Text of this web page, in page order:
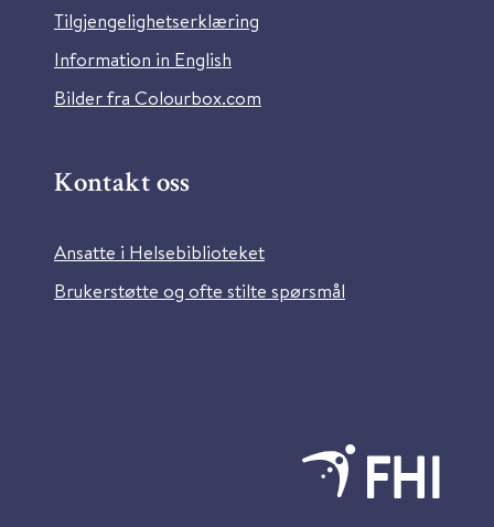
Tilgjengelighetserklæring
Information in English
Bilder fra Colourbox.com
Kontakt oss
Ansatte i Helsebiblioteket
Brukerstøtte og ofte stilte spørsmål